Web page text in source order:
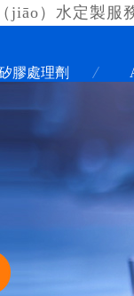
jiāo）水定製服
膠處理劑